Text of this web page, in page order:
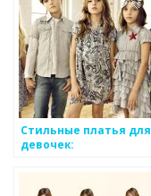
Стильные платья для
девочек: